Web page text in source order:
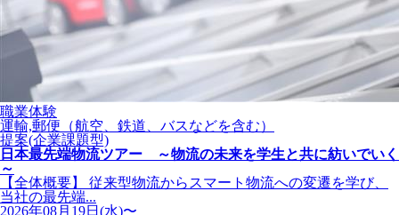
職業体験
運輸,郵便（航空、鉄道、バスなどを含む）
提案(企業課題型)
日本最先端物流ツアー ～物流の未来を学生と共に紡いでいく
～
【全体概要】 従来型物流からスマート物流への変遷を学び、
当社の最先端...
2026年08月19日(水)〜